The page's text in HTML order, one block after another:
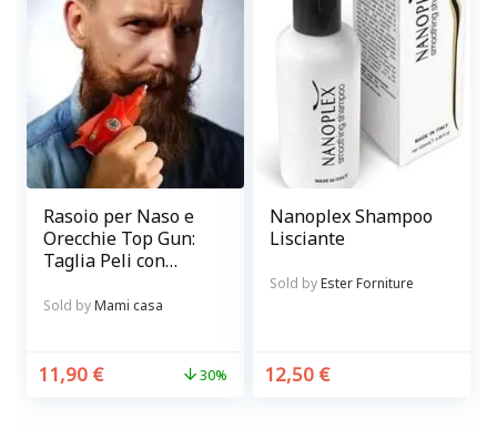
Rasoio per Naso e
Orecchie Top Gun:
Taglia Peli con
Sicurezza
Sold byMami casa
11,90 € 30%
Nanoplex Shampoo
Lisciante
Sold byEster Forniture
12,50 €